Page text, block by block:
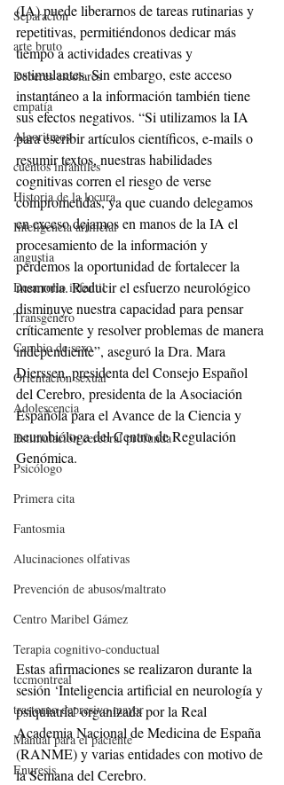
Separación
arte bruto
Deberes escolares
empatía
Algoritmos
cuentos infantiles
Historia de la locura
Inteligencia artificial
angustia
Desarrollo infantil
Transgénero
Cambio de sexo
Orientación sexual
Adolescencia
Estimulación cerebral profunda
Psicólogo
Primera cita
Fantosmia
Alucinaciones olfativas
Prevención de abusos/maltrato
Centro Maribel Gámez
Terapia cognitivo-conductual
tccmontreal
trastorno depresivo mayor
Manual para el paciente
Enuresis
(IA) puede liberarnos de tareas rutinarias y
repetitivas, permitiéndonos dedicar más
tiempo a actividades creativas y
estimulantes. Sin embargo, este acceso
instantáneo a la información también tiene
sus efectos negativos. “Si utilizamos la IA
para escribir artículos científicos, e-mails o
resumir textos, nuestras habilidades
cognitivas corren el riesgo de verse
comprometidas, ya que cuando delegamos
en exceso dejamos en manos de la IA el
procesamiento de la información y
perdemos la oportunidad de fortalecer la
memoria. Reducir el esfuerzo neurológico
disminuye nuestra capacidad para pensar
críticamente y resolver problemas de manera
independiente”, aseguró la Dra. Mara
Dierssen, presidenta del Consejo Español
del Cerebro, presidenta de la Asociación
Española para el Avance de la Ciencia y
neurobióloga del Centro de Regulación
Genómica.
Estas afirmaciones se realizaron durante la
sesión ‘Inteligencia artificial en neurología y
psiquiatría’ organizada por la Real
Academia Nacional de Medicina de España
(RANME) y varias entidades con motivo de
la Semana del Cerebro.